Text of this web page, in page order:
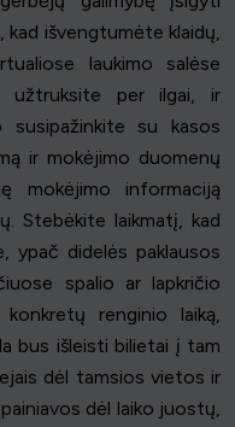
kad išvengtumėte klaidų,
laukimo salėse
užtruksite per ilgai, ir
su kasos
ir mokėjimo duomenų
mokėjimo informaciją
Stebėkite laikmatį, kad
ypač didelės paklausos
spalio ar lapkričio
renginio laiką,
bus išleisti bilietai į tam
dėl tamsios vietos ir
dėl laiko juostų,